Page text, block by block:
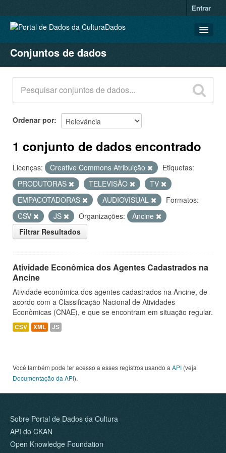
Entrar
CONJUNTOS DE DADOS
ORGANIZAÇÕES
GRUPOS
SOBRE
Conjuntos de dados
Ordenar por
1 conjunto de dados encontrado
Licenças: Creative Commons Atribuição
Etiquetas:
PRODUTORAS
TELEVISÃO
TV
EMPACOTADORAS
AUDIOVISUAL
Formatos:
CSV
JS Organizações:
Ancine
Filtrar Resultados
Atividade Econômica dos Agentes Cadastrados na
Ancine
Atividade econômica dos agentes cadastrados na Ancine, de
acordo com a Classificação Nacional de Atividades
Econômicas (CNAE), e que se encontram em situação regular.
CSV XML JS
Você também pode ter acesso a esses registros usando a API (veja
Documentação da API).
Sobre Portal de Dados da Cultura
API do CKAN
Open Knowledge Foundation